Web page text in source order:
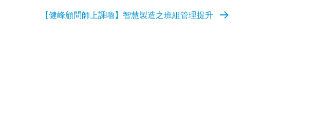
【健峰顧問師上課嚕】智慧製造之班組管理提升